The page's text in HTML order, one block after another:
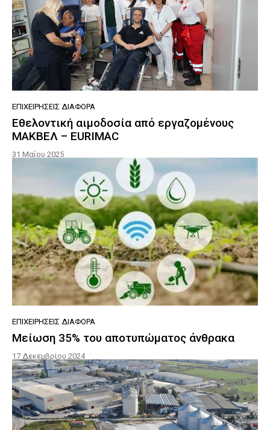
ΕΠΙΧΕΙΡΉΣΕΙΣ ΔΙΆΦΟΡΑ
Εθελοντική αιμοδοσία από εργαζομένους
ΜΑΚΒΕΛ – EURIMAC
31 Μαΐου 2025
ΕΠΙΧΕΙΡΉΣΕΙΣ ΔΙΆΦΟΡΑ
Mείωση 35% του αποτυπώματος άνθρακα
17 Δεκεμβρίου 2024